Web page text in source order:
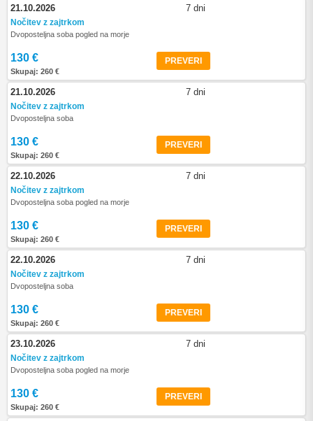
21.10.2026 7 dni
Nočitev z zajtrkom
Dvoposteljna soba pogled na morje
130 €
Skupaj: 260 €
PREVERI
21.10.2026 7 dni
Nočitev z zajtrkom
Dvoposteljna soba
130 €
Skupaj: 260 €
PREVERI
22.10.2026 7 dni
Nočitev z zajtrkom
Dvoposteljna soba pogled na morje
130 €
Skupaj: 260 €
PREVERI
22.10.2026 7 dni
Nočitev z zajtrkom
Dvoposteljna soba
130 €
Skupaj: 260 €
PREVERI
23.10.2026 7 dni
Nočitev z zajtrkom
Dvoposteljna soba pogled na morje
130 €
Skupaj: 260 €
PREVERI